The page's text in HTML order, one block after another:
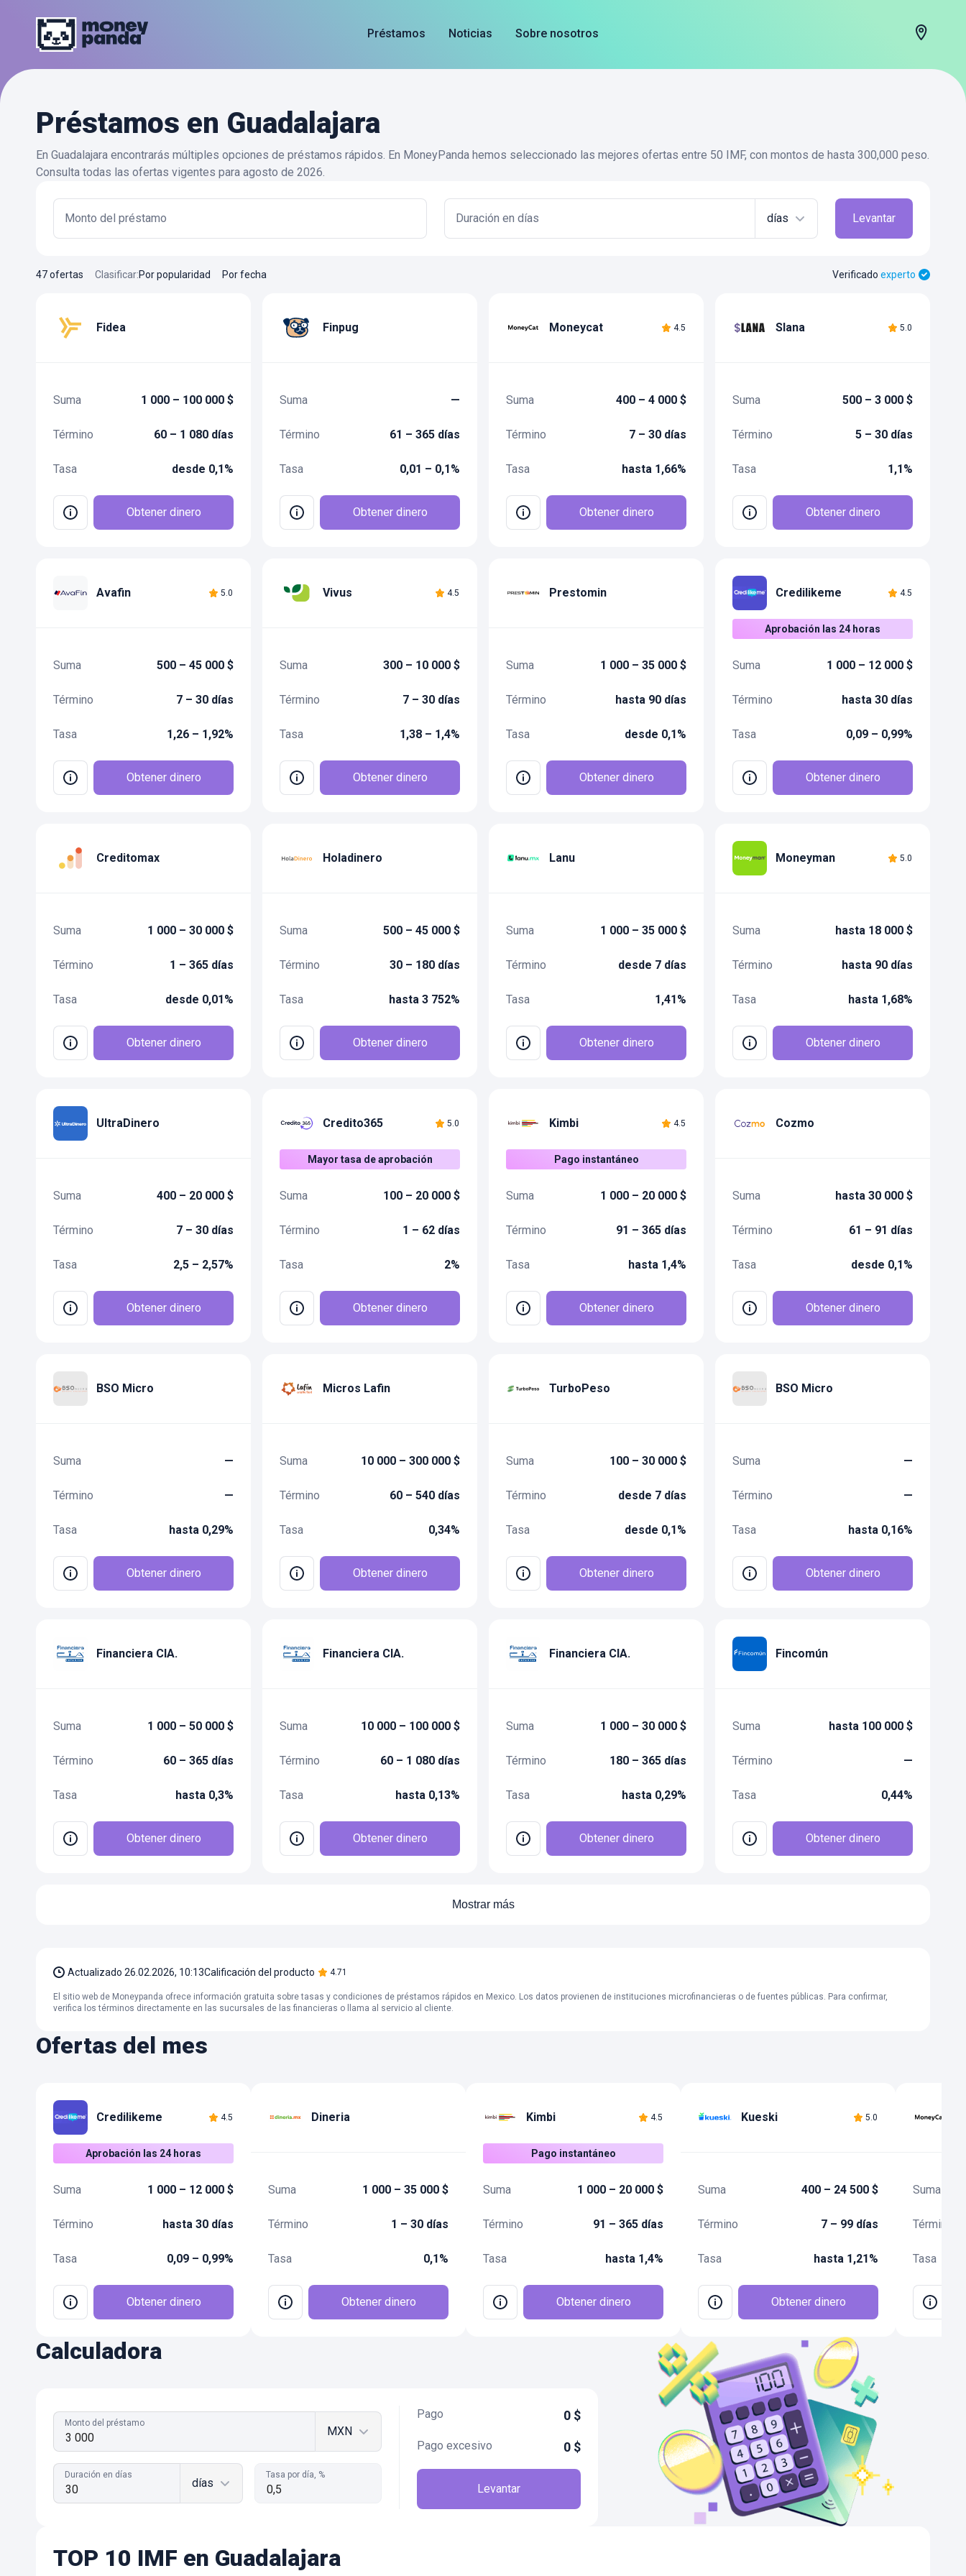
Préstamos Noticias Sobre nosotros
Préstamos en Guadalajara
En Guadalajara encontrarás múltiples opciones de préstamos rápidos. En MoneyPanda hemos seleccionado las mejores ofertas entre 50 IMF, con montos de hasta 300,000 peso.
Consulta todas las ofertas vigentes para agosto de 2026.
Monto del préstamo Duración en días días Levantar
47 ofertas Clasificar:Por popularidad Por fecha Verificado experto
Fidea
Suma 1 000 – 100 000 $
Término 60 – 1 080 días
Tasa desde 0,1%
Obtener dinero
Finpug
Suma —
Término 61 – 365 días
Tasa 0,01 – 0,1%
Obtener dinero
Moneycat 4.5
Suma 400 – 4 000 $
Término 7 – 30 días
Tasa hasta 1,66%
Obtener dinero
Slana 5.0
Suma 500 – 3 000 $
Término 5 – 30 días
Tasa 1,1%
Obtener dinero
Avafin 5.0
Suma 500 – 45 000 $
Término 7 – 30 días
Tasa 1,26 – 1,92%
Obtener dinero
Vivus 4.5
Suma 300 – 10 000 $
Término 7 – 30 días
Tasa 1,38 – 1,4%
Obtener dinero
Prestomin
Suma 1 000 – 35 000 $
Término hasta 90 días
Tasa desde 0,1%
Obtener dinero
Credilikeme 4.5
Aprobación las 24 horas
Suma 1 000 – 12 000 $
Término hasta 30 días
Tasa 0,09 – 0,99%
Obtener dinero
Creditomax
Suma 1 000 – 30 000 $
Término 1 – 365 días
Tasa desde 0,01%
Obtener dinero
Holadinero
Suma 500 – 45 000 $
Término 30 – 180 días
Tasa hasta 3 752%
Obtener dinero
Lanu
Suma 1 000 – 35 000 $
Término desde 7 días
Tasa 1,41%
Obtener dinero
Moneyman 5.0
Suma hasta 18 000 $
Término hasta 90 días
Tasa hasta 1,68%
Obtener dinero
UltraDinero
Suma 400 – 20 000 $
Término 7 – 30 días
Tasa 2,5 – 2,57%
Obtener dinero
Credito365 5.0
Mayor tasa de aprobación
Suma 100 – 20 000 $
Término 1 – 62 días
Tasa 2%
Obtener dinero
Kimbi 4.5
Pago instantáneo
Suma 1 000 – 20 000 $
Término 91 – 365 días
Tasa hasta 1,4%
Obtener dinero
Cozmo
Suma hasta 30 000 $
Término 61 – 91 días
Tasa desde 0,1%
Obtener dinero
BSO Micro
Suma —
Término —
Tasa hasta 0,29%
Obtener dinero
Micros Lafin
Suma 10 000 – 300 000 $
Término 60 – 540 días
Tasa 0,34%
Obtener dinero
TurboPeso
Suma 100 – 30 000 $
Término desde 7 días
Tasa desde 0,1%
Obtener dinero
BSO Micro
Suma —
Término —
Tasa hasta 0,16%
Obtener dinero
Financiera CIA.
Suma 1 000 – 50 000 $
Término 60 – 365 días
Tasa hasta 0,3%
Obtener dinero
Financiera CIA.
Suma 10 000 – 100 000 $
Término 60 – 1 080 días
Tasa hasta 0,13%
Obtener dinero
Financiera CIA.
Suma 1 000 – 30 000 $
Término 180 – 365 días
Tasa hasta 0,29%
Obtener dinero
Fincomún
Suma hasta 100 000 $
Término —
Tasa 0,44%
Obtener dinero
Mostrar más
Actualizado 26.02.2026, 10:13Calificación del producto 4.71
El sitio web de Moneypanda ofrece información gratuita sobre tasas y condiciones de préstamos rápidos en Mexico. Los datos provienen de instituciones microfinancieras o de fuentes públicas. Para confirmar,
verifica los términos directamente en las sucursales de las financieras o llama al servicio al cliente.
Ofertas del mes
Credilikeme 4.5
Aprobación las 24 horas
Suma 1 000 – 12 000 $
Término hasta 30 días
Tasa 0,09 – 0,99%
Obtener dinero
Dineria
Suma 1 000 – 35 000 $
Término 1 – 30 días
Tasa 0,1%
Obtener dinero
Kimbi 4.5
Pago instantáneo
Suma 1 000 – 20 000 $
Término 91 – 365 días
Tasa hasta 1,4%
Obtener dinero
Kueski 5.0
Suma 400 – 24 500 $
Término 7 – 99 días
Tasa hasta 1,21%
Obtener dinero
Suma
Término
Tasa
Calculadora
Monto del préstamo
MXN
Duración en días
días
Tasa por día, %
Pago 0 $
Pago excesivo 0 $
Levantar
TOP 10 IMF en Guadalajara